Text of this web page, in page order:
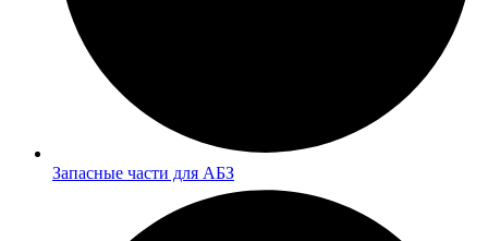
Запасные части для АБЗ